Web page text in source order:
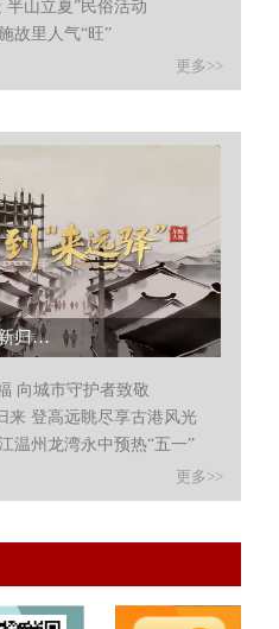
半山立夏”民俗活动
故里人气“旺”
更多>>
浙江温州“十三层”焕新归来 登高远眺尽享古港风光...
向城市守护者致敬
来 登高远眺尽享古港风光
温州龙湾永中预热“五一”
更多>>